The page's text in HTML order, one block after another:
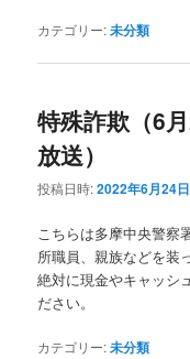
カテゴリー:未分類
特殊詐欺（6
放送）
投稿日時:2022年6月24
こちらは多摩中央警察
所職員、親族などを装
絶対に現金やキャッシ
ださい。
カテゴリー:未分類